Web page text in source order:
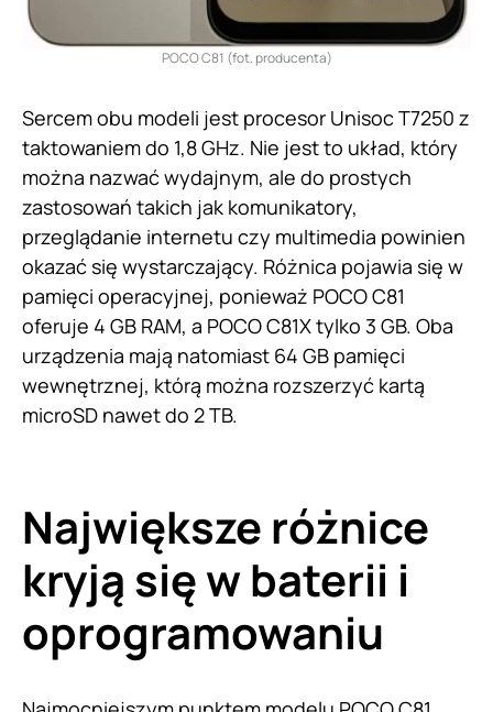
POCO C81 (fot. producenta)
Sercem obu modeli jest procesor Unisoc T7250 z
taktowaniem do 1,8 GHz. Nie jest to układ, który
można nazwać wydajnym, ale do prostych
zastosowań takich jak komunikatory,
przeglądanie internetu czy multimedia powinien
okazać się wystarczający. Różnica pojawia się w
pamięci operacyjnej, ponieważ POCO C81
oferuje 4 GB RAM, a POCO C81X tylko 3 GB. Oba
urządzenia mają natomiast 64 GB pamięci
wewnętrznej, którą można rozszerzyć kartą
microSD nawet do 2 TB.
Największe różnice
kryją się w baterii i
oprogramowaniu